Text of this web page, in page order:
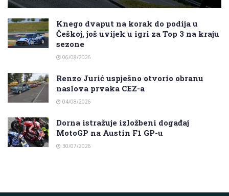
Knego dvaput na korak do podija u
Češkoj, još uvijek u igri za Top 3 na kraju
sezone
06/08/2026
Renzo Jurić uspješno otvorio obranu
naslova prvaka CEZ-a
04/08/2026
Dorna istražuje izložbeni događaj
MotoGP na Austin F1 GP-u
30/07/2026